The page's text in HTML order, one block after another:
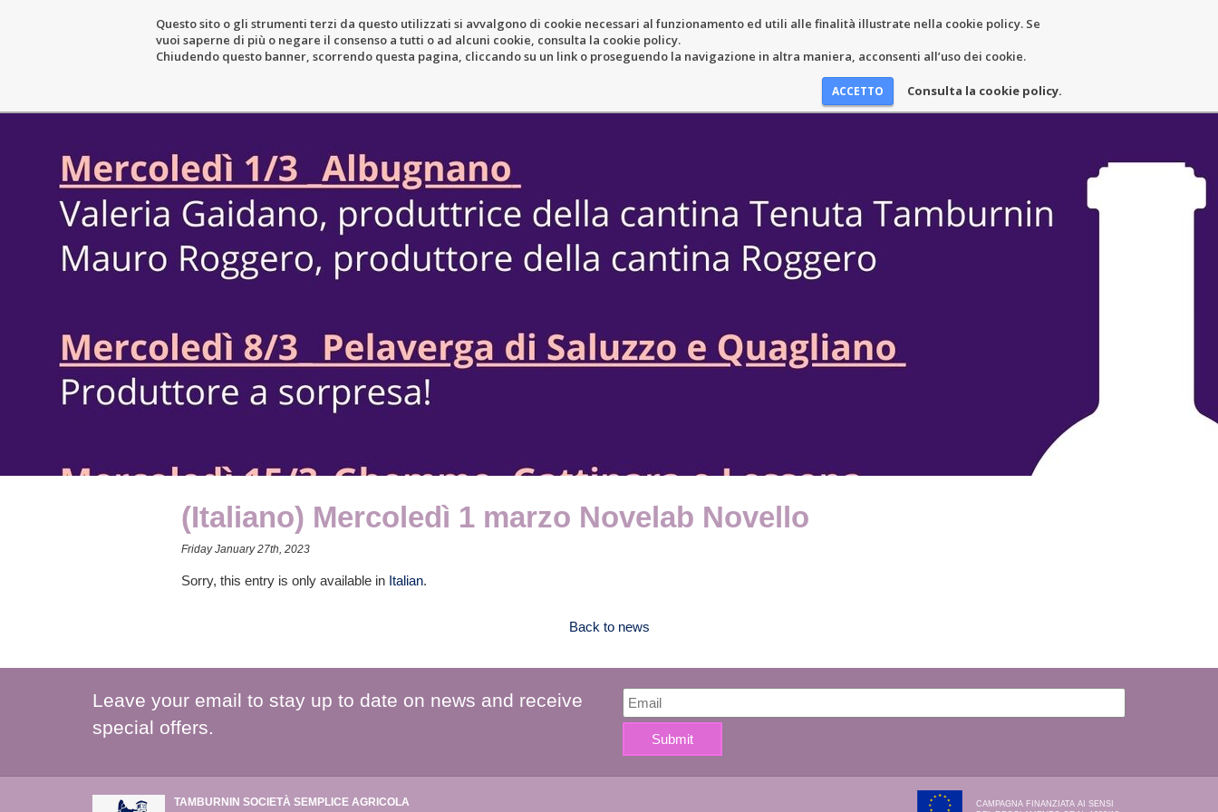
Questo sito o gli strumenti terzi da questo utilizzati si avvalgono di cookie necessari al funzionamento ed utili alle finalità illustrate nella cookie policy. Se
vuoi saperne di più o negare il consenso a tutti o ad alcuni cookie, consulta la cookie policy.
Chiudendo questo banner, scorrendo questa pagina, cliccando su un link o proseguendo la navigazione in altra maniera, acconsenti all’uso dei cookie.
Consulta la cookie policy.
THE ESTATE WINERY RESORT
(Italiano) Mercoledì 1 marzo Novelab Novello
Friday January 27th, 2023
Sorry, this entry is only available in Italian.
Back to news
Leave your email to stay up to date on news and receive
special offers.
TAMBURNIN SOCIETÀ SEMPLICE AGRICOLA
CAMPAGNA FINANZIATA AI SENSI